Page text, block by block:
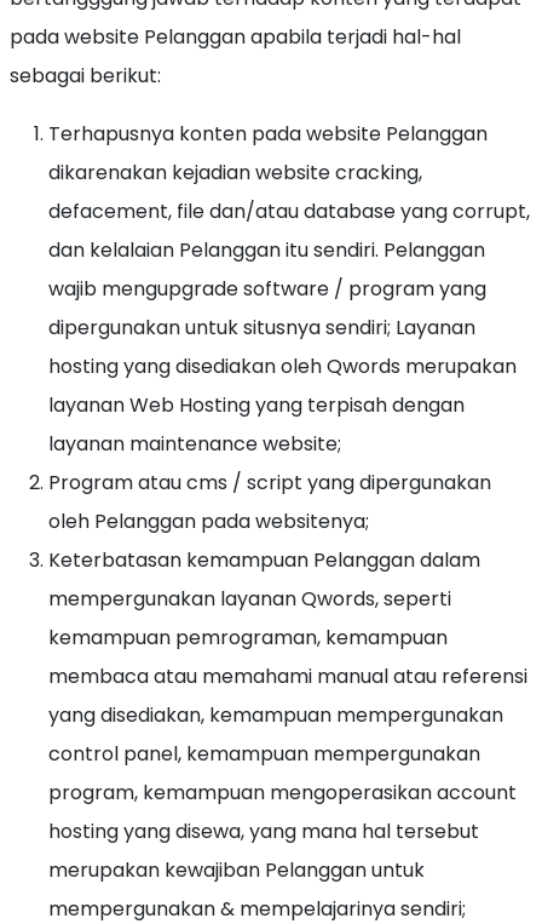
pada website Pelanggan apabila terjadi hal-hal
sebagai berikut:
Terhapusnya konten pada website Pelanggan
dikarenakan kejadian website cracking,
defacement, file dan/atau database yang corrupt,
dan kelalaian Pelanggan itu sendiri. Pelanggan
wajib mengupgrade software / program yang
dipergunakan untuk situsnya sendiri; Layanan
hosting yang disediakan oleh Qwords merupakan
layanan Web Hosting yang terpisah dengan
layanan maintenance website;
Program atau cms / script yang dipergunakan
oleh Pelanggan pada websitenya;
Keterbatasan kemampuan Pelanggan dalam
mempergunakan layanan Qwords, seperti
kemampuan pemrograman, kemampuan
membaca atau memahami manual atau referensi
yang disediakan, kemampuan mempergunakan
control panel, kemampuan mempergunakan
program, kemampuan mengoperasikan account
hosting yang disewa, yang mana hal tersebut
merupakan kewajiban Pelanggan untuk
mempergunakan & mempelajarinya sendiri;